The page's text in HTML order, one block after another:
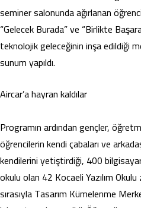
seminer salonunda ağırlanan
“Gelecek Burada” ve “Birlikte
teknolojik geleceğinin inşa edildiği
sunum yapıldı.
Aircar’a hayran kaldılar
Programın ardından gençler,
öğrencilerin kendi çabaları ve
kendilerini yetiştirdiği, 400
okulu olan 42 Kocaeli Yazılım
sırasıyla Tasarım Kümelenme